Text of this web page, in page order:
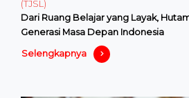
(TJSL)
Dari Ruang Belajar yang Layak,
Generasi Masa Depan Indonesia
Selengkapnya